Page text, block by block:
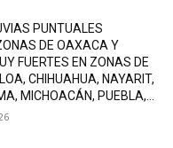
PUNTUALES
DE OAXACA Y
FUERTES EN ZONAS DE
CHIHUAHUA, NAYARIT,
MICHOACÁN, PUEBLA,...